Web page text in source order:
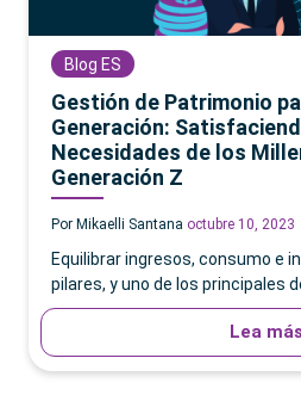
Blog ES
Gestión de Patrimonio
Generación:
Necesidades de los
Generación Z
Por Mikaelli Santana octubre 10, 2023
Equilibrar ingresos, consumo e
pilares, y uno de los principales
Lea más